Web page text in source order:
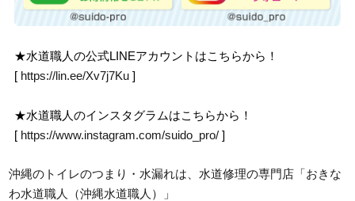
★水道職人の公式LINEアカウントはこちらから！
[ https://lin.ee/Xv7j7Ku ]
★水道職人のインスタグラムはこちらから！
[ https://www.instagram.com/suido_pro/ ]
沖縄のトイレのつまり・水漏れは、水道修理の専門店「おきな
わ水道職人（沖縄水道職人）」